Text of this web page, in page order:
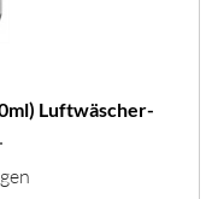
Luftwäscher-